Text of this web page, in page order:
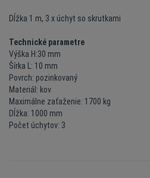
Dĺžka 1 m, 3 x úchyt so skrutkami
Technické parametre
Výška H:30 mm
Šírka L: 10 mm
Povrch: pozinkovaný
Materiál: kov
Maximálne zaťaženie: 1700 kg
Dĺžka: 1000 mm
Počet úchytov: 3